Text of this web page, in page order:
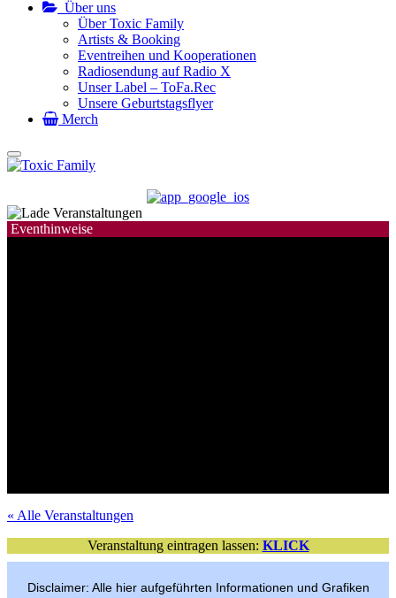
Über uns
Über Toxic Family
Artists & Booking
Eventreihen und Kooperationen
Radiosendung auf Radio X
Unser Label – ToFa.Rec
Unsere Geburtstagsflyer
Merch
Eventhinweise
« Alle Veranstaltungen
Veranstaltung eintragen lassen: KLICK
Disclaimer: Alle hier aufgeführten Informationen und Grafiken